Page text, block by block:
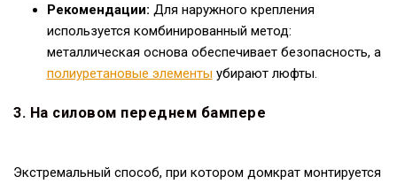
Рекомендации: Для наружного крепления
используется комбинированный метод:
металлическая основа обеспечивает безопасность, а
полиуретановые элементы убирают люфты.
3. На силовом переднем бампере
Экстремальный способ, при котором домкрат монтируется